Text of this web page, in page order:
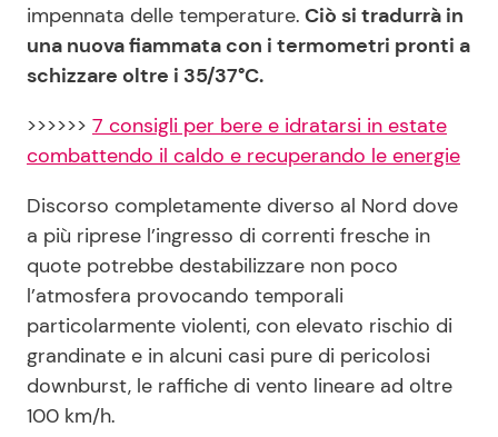
impennata delle temperature. Ciò si tradurrà in
una nuova fiammata con i termometri pronti a
schizzare oltre i 35/37°C.
>>>>>> 7 consigli per bere e idratarsi in estate
combattendo il caldo e recuperando le energie
Discorso completamente diverso al Nord dove
a più riprese l’ingresso di correnti fresche in
quote potrebbe destabilizzare non poco
l’atmosfera provocando temporali
particolarmente violenti, con elevato rischio di
grandinate e in alcuni casi pure di pericolosi
downburst, le raffiche di vento lineare ad oltre
100 km/h.